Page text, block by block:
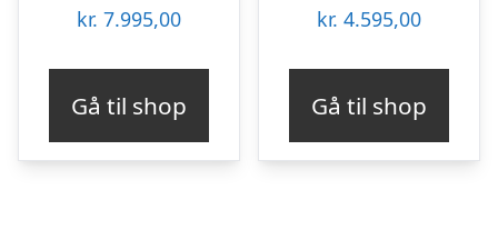
kr. 7.995,00
Gå til shop
kr. 4.595,00
Gå til shop